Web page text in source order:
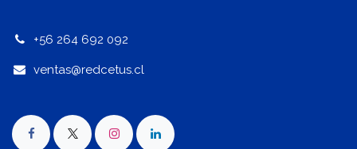
+56 264 692 092
ventas@redcetus.cl